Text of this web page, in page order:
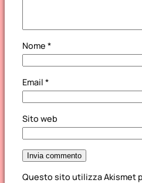
Nome *
Email *
Sito web
Questo sito utilizza Akismet